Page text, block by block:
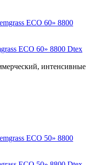
ECO 60» 8800 Dtex
интенсивные